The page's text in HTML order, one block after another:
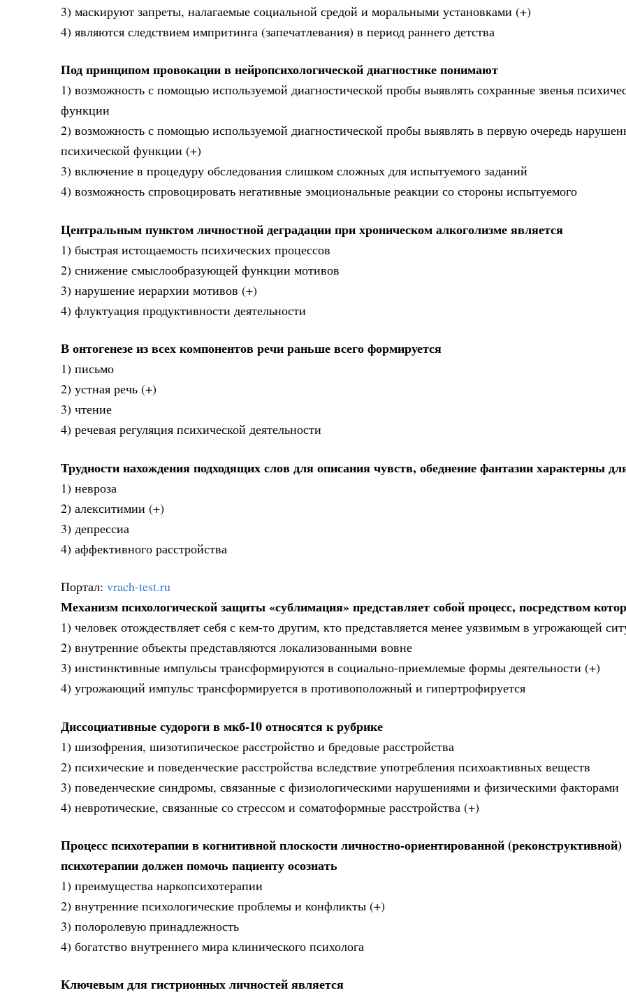
3) маскируют запреты, налагаемые социальной средой и моральными установками (+)
4) являются следствием импритинга (запечатлевания) в период раннего детства
Под принципом провокации в нейропсихологической диагностике понимают
1) возможность с помощью используемой диагностической пробы выявлять сохранные звенья
функции
2) возможность с помощью используемой диагностической пробы выявлять в первую очередь
психической функции (+)
3) включение в процедуру обследования слишком сложных для испытуемого заданий
4) возможность спровоцировать негативные эмоциональные реакции со стороны испытуемого
Центральным пунктом личностной деградации при хроническом алкоголизме является
1) быстрая истощаемость психических процессов
2) снижение смыслообразующей функции мотивов
3) нарушение иерархии мотивов (+)
4) флуктуация продуктивности деятельности
В онтогенезе из всех компонентов речи раньше всего формируется
1) письмо
2) устная речь (+)
3) чтение
4) речевая регуляция психической деятельности
Трудности нахождения подходящих слов для описания чувств, обеднение фантазии характерны
1) невроза
2) алекситимии (+)
3) депрессиа
4) аффективного расстройства
Портал: vrach-test.ru
Механизм психологической защиты «сублимация» представляет собой процесс, посредством
1) человек отождествляет себя с кем-то другим, кто представляется менее уязвимым в угрожающей
2) внутренние объекты представляются локализованными вовне
3) инстинктивные импульсы трансформируются в социально-приемлемые формы деятельности (+)
4) угрожающий импульс трансформируется в противоположный и гипертрофируется
Диссоциативные судороги в мкб-10 относятся к рубрике
1) шизофрения, шизотипическое расстройство и бредовые расстройства
2) психические и поведенческие расстройства вследствие употребления психоактивных веществ
3) поведенческие синдромы, связанные с физиологическими нарушениями и физическими факторами
4) невротические, связанные со стрессом и соматоформные расстройства (+)
Процесс психотерапии в когнитивной плоскости личностно-ориентированной (реконструктивной)
психотерапии должен помочь пациенту осознать
1) преимущества наркопсихотерапии
2) внутренние психологические проблемы и конфликты (+)
3) полоролевую принадлежность
4) богатство внутреннего мира клинического психолога
Ключевым для гистрионных личностей является